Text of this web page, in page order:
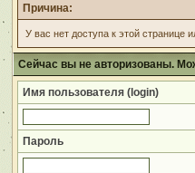
Причина:
У вас нет доступа к этой странице
Сейчас вы не авторизованы.
Имя пользователя (login)
Пароль